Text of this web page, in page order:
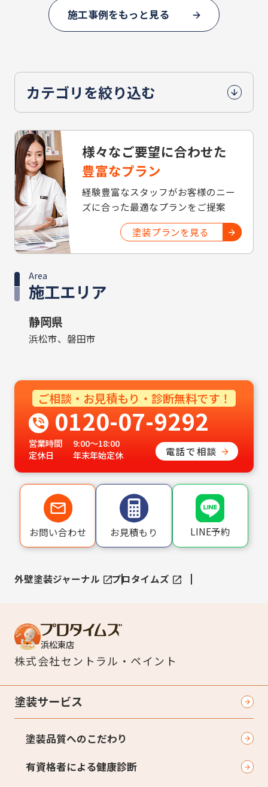
施工事例をもっと見る
カテゴリを絞り込む
様々なご要望に合わせた
豊富なプラン
経験豊富なスタッフがお客様のニー
ズに合った最適なプランをご提案
塗装プランを見る
施工エリア
Area
静岡県
浜松市、磐田市
ご相談・お見積もり・診断無料です！
0120-07-9292
営業時間
9:00〜18:00
定休日
年末年始定休 電話で相談
お問い合わせ お見積もり LINE予約
外壁塗装ジャーナル プロタイムズ
浜松東店
株式会社セントラル・ペイント
塗装サービス
塗装品質へのこだわり
有資格者による健康診断